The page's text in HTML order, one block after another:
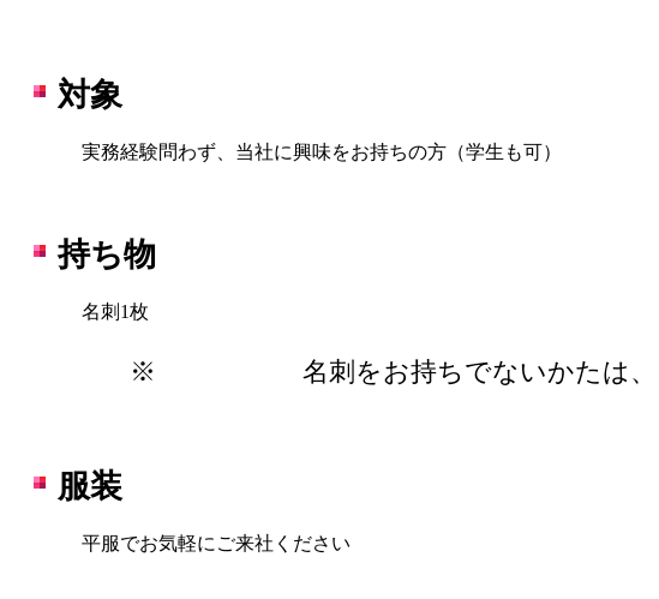
対象
実務経験問わず、当社に興味をお持ちの方（学生も可）
持ち物
名刺1枚
※ 名刺をお持ちでないかたは
服装
平服でお気軽にご来社ください